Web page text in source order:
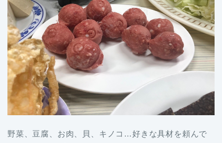
野菜、豆腐、お肉、貝、キノコ…好きな具材を頼んで